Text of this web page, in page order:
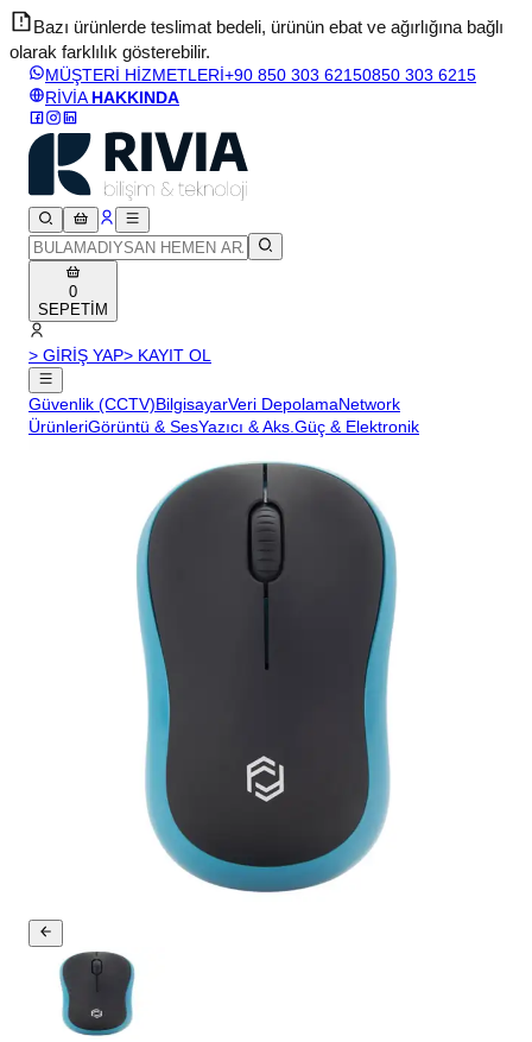
Bazı ürünlerde teslimat bedeli, ürünün ebat ve ağırlığına bağlı
olarak farklılık gösterebilir.
MÜŞTERİ HİZMETLERİ+90 850 303 62150850 303 6215
RİVİA HAKKINDA
0
SEPETİM
> GİRİŞ YAP> KAYIT OL
Güvenlik (CCTV)BilgisayarVeri DepolamaNetwork
ÜrünleriGörüntü & SesYazıcı & Aks.Güç & Elektronik